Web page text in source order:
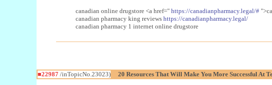
canadian online drugstore <a href=" https://canadianpharmacy.legal/#
canadian pharmacy king reviews https://canadianpharmacy.legal/
canadian pharmacy 1 internet online drugstore
■22987/inTopicNo.23023) 20 Resources That Will Make You More Successful At